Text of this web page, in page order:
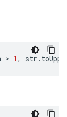
> 1 , str .